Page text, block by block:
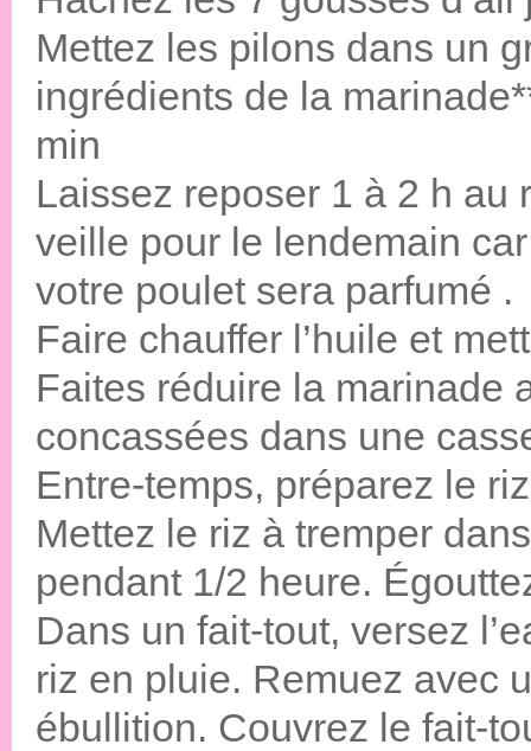
Mettez les pilons dans un
ingrédients de la
min
Laissez reposer 1 à 2 h au
veille pour le lendemain
votre poulet sera parfumé .
Faire chauffer l’huile et
Faites réduire la marinade
concassées dans une
Entre-temps, préparez le
Mettez le riz à tremper
pendant 1/2 heure.
Dans un fait-tout, versez
riz en pluie. Remuez avec
ébullition. Couvrez le fait-